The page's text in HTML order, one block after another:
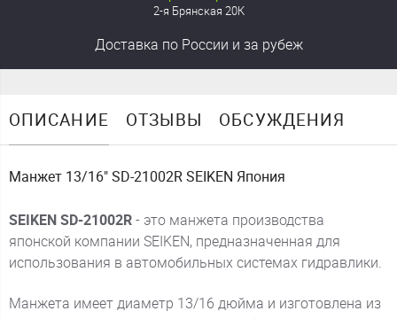
2-я Брянская 20К
Доставка по России и за рубеж
ОПИСАНИЕ ОТЗЫВЫ ОБСУЖДЕНИЯ
Манжет 13/16" SD-21002R SEIKEN Япония
SEIKEN SD-21002R- это манжета производства
японской компании SEIKEN, предназначенная для
использования в автомобильных системах гидравлики.
Манжета имеет диаметр 13/16 дюйма и изготовлена из